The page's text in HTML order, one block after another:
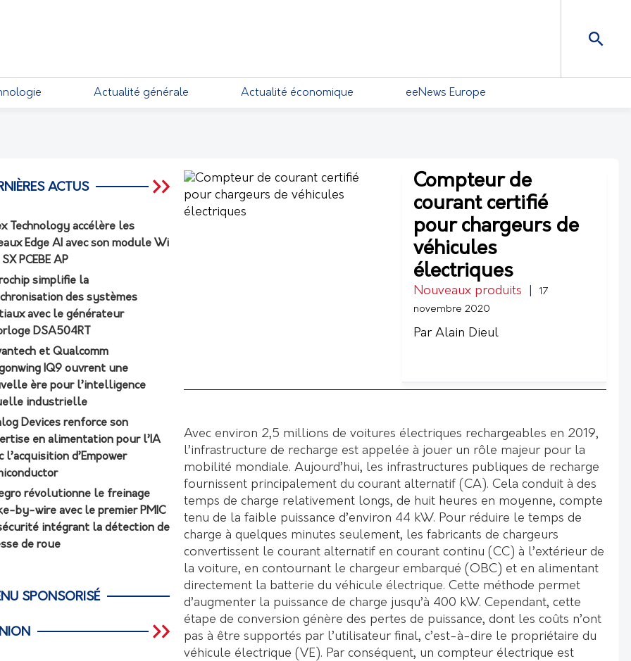
Actualité générale Actualité économique eeNews Europe
Compteur de
courant certifié
pour chargeurs de
véhicules
électriques
Nouveaux produits
17
novembre 2020
Par Alain Dieul
Avec environ 2,5 millions de voitures électriques rechargeables en 2019,
l’infrastructure de recharge est appelée à jouer un rôle majeur pour la
mobilité mondiale. Aujourd’hui, les infrastructures publiques de recharge
fournissent principalement du courant alternatif (CA). Cela conduit à des
temps de charge relativement longs, de huit heures en moyenne, compte
tenu de la faible puissance d’environ 44 kW. Pour réduire le temps de
charge à quelques minutes seulement, les fabricants de chargeurs
convertissent le courant alternatif en courant continu (CC) à l’extérieur de
la voiture, en contournant le chargeur embarqué (OBC) et en alimentant
directement la batterie du véhicule électrique. Cette méthode permet
d’augmenter la puissance de charge jusqu’à 400 kW. Cependant, cette
étape de conversion génère des pertes de puissance, dont les coûts n’ont
pas à être supportés par l’utilisateur final, c’est-à-dire le propriétaire du
véhicule électrique (VE). Par conséquent, un compteur électrique est
ACTUS
Technology accélère les
Edge AI avec son module Wi
PCEBE AP
simplifie la
des systèmes
avec le générateur
DSA504RT
et Qualcomm
IQ9 ouvrent une
ère pour l’intelligence
industrielle
Devices renforce son
en alimentation pour l’IA
l’acquisition d’Empower
révolutionne le freinage
by-wire avec le premier PMIC
intégrant la détection de
de roue
SPONSORISÉ